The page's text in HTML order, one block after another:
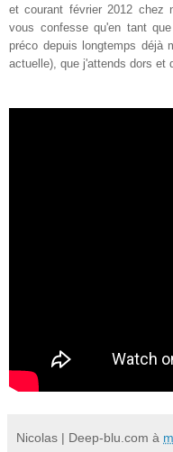
et courant février 2012 chez
vous confesse qu'en tant
préco depuis longtemps déjà
actuelle), que j'attends dors et
Nicolas | Deep-blu.com à